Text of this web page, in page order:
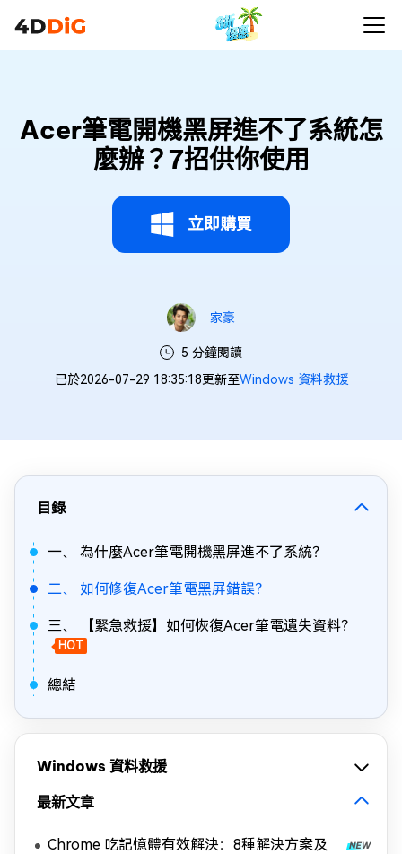
Acer筆電開機黑屏進不了系統怎
麼辦？7招供你使用
立即購買
家豪
5 分鐘閱讀
已於2026-07-29 18:35:18更新至Windows 資料救援
目錄
一、 為什麼Acer筆電開機黑屏進不了系統？
二、 如何修復Acer筆電黑屏錯誤？
三、 【緊急救援】如何恢復Acer筆電遺失資料？
HOT
總結
Windows 資料救援
最新文章
Chrome 吃記憶體有效解決：8種解決方案及